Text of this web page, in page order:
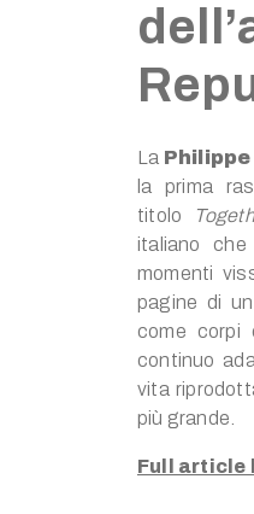
La
la prima
titolo
italiano
momenti
pagine di
come corpi
continuo
vita
più grande.
Full article